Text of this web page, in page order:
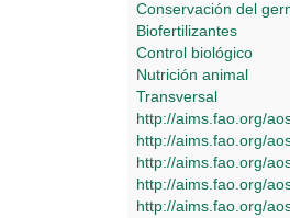
Conservación del
Biofertilizantes
Control biológico
Nutrición animal
Transversal
http://aims.fao.org/
http://aims.fao.org/
http://aims.fao.org/
http://aims.fao.org/
http://aims.fao.org/